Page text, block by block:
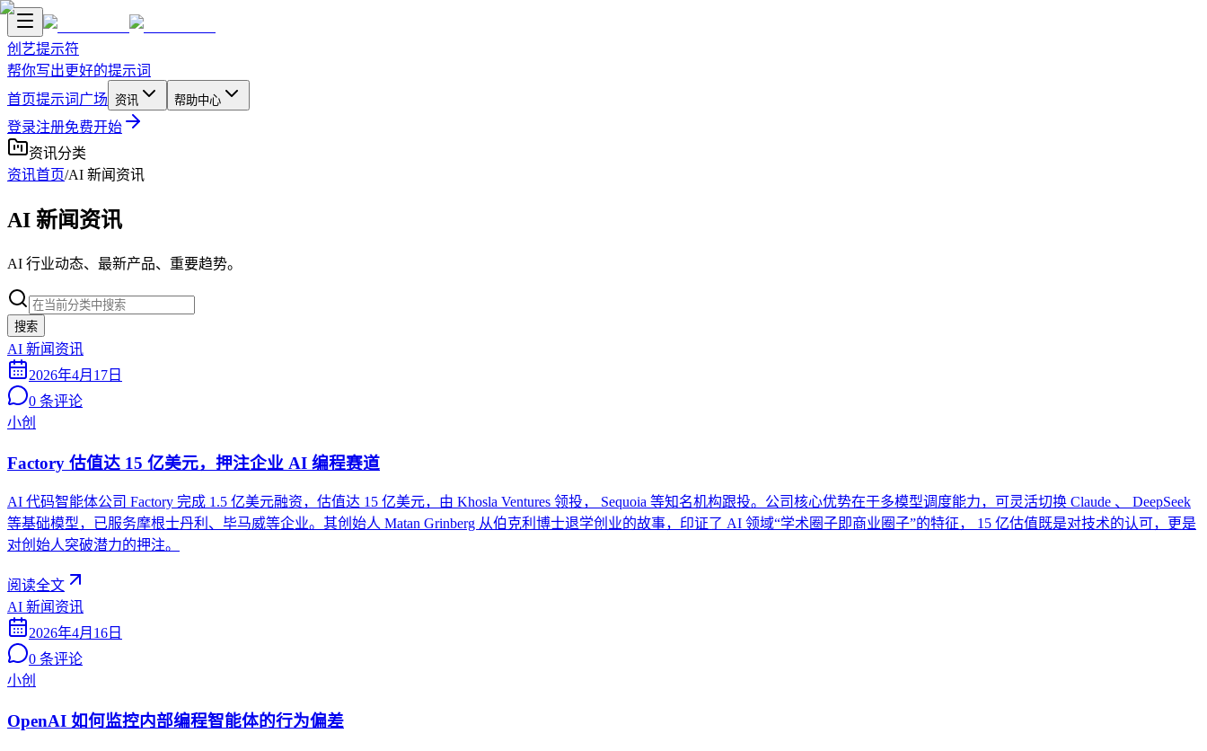
创艺提示符
帮你写出更好的提示词
首页提示词广场 资讯 帮助中心
登录注册免费开始
资讯分类
资讯首页/AI 新闻资讯
AI 新闻资讯
AI 行业动态、最新产品、重要趋势。
搜索
AI 新闻资讯
2026年4月17日
0 条评论
小创
Factory 估值达 15 亿美元，押注企业 AI 编程赛道
AI 代码智能体公司 Factory 完成 1.5 亿美元融资，估值达 15 亿美元，由 Khosla Ventures 领投， Sequoia 等知名机构跟投。公司核心优势在于多模型调度能力，可灵活切换 Claude 、 DeepSeek
等基础模型，已服务摩根士丹利、毕马威等企业。其创始人 Matan Grinberg 从伯克利博士退学创业的故事，印证了 AI 领域“学术圈子即商业圈子”的特征， 15 亿估值既是对技术的认可，更是
对创始人突破潜力的押注。
阅读全文
AI 新闻资讯
2026年4月16日
0 条评论
小创
OpenAI 如何监控内部编程智能体的行为偏差